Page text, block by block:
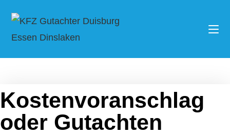
Kostenvoranschlag
oder Gutachten